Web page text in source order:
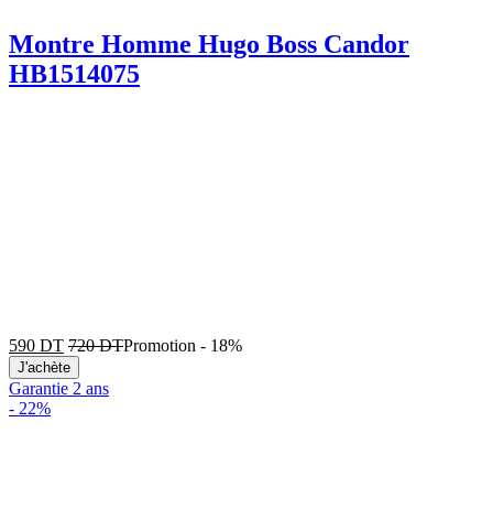
Montre Homme Hugo Boss Candor
HB1514075
590 DT 720DTPromotion - 18%
J'achète
Garantie 2 ans
- 22%